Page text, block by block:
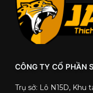
CÔNG TY CỔ PHẦN
Trụ sở: Lô N15D, Khu